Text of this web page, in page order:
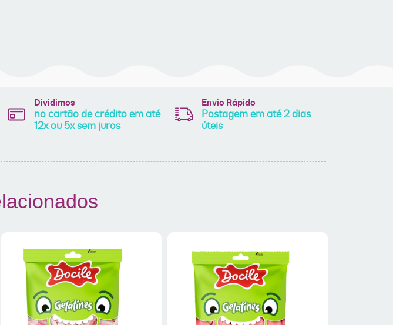
Dividimos
no cartão de crédito em até
12x ou 5x sem juros
Envio Rápido
Postagem em até 2 dias
úteis